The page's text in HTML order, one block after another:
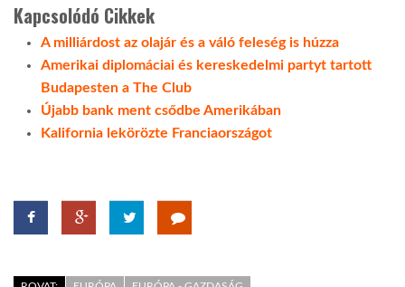
Kapcsolódó Cikkek
A milliárdost az olajár és a váló feleség is húzza
Amerikai diplomáciai és kereskedelmi partyt tartott
Budapesten a The Club
Újabb bank ment csődbe Amerikában
Kalifornia lekörözte Franciaországot